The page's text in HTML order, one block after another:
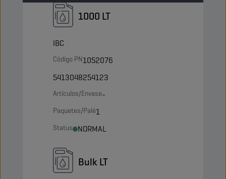
1000 LT
IBC
Código PN1052076
5413048254123
Artículos/Envase-
Paquetes/Palé1
Status NORMAL
Bulk LT